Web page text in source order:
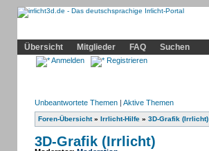
Übersicht
Mitglieder FAQ Suchen
Anmelden Registrieren
Unbeantwortete Themen| Aktive Themen
Foren-Übersicht» Irrlicht-Hilfe» 3D-Grafik (Irrlicht)
3D-Grafik (Irrlicht)